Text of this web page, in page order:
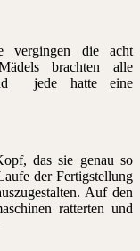
vergingen die acht
brachten alle
jede hatte eine
das sie genau so
der Fertigstellung
Auf den
ratterten und